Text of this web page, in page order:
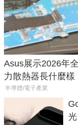
Asus展示2026年
力散熱器長什麼樣
半導體/電子產業